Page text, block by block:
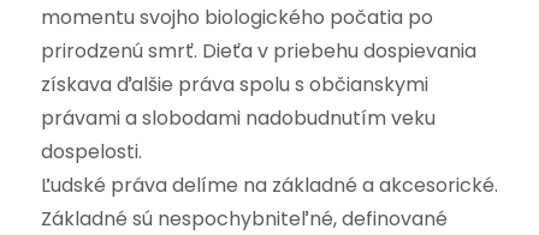
momentu svojho biologického počatia po
prirodzenú smrť. Dieťa v priebehu dospievania
získava ďalšie práva spolu s občianskymi
právami a slobodami nadobudnutím veku
dospelosti.
Ľudské práva delíme na základné a akcesorické.
Základné sú nespochybniteľné, definované